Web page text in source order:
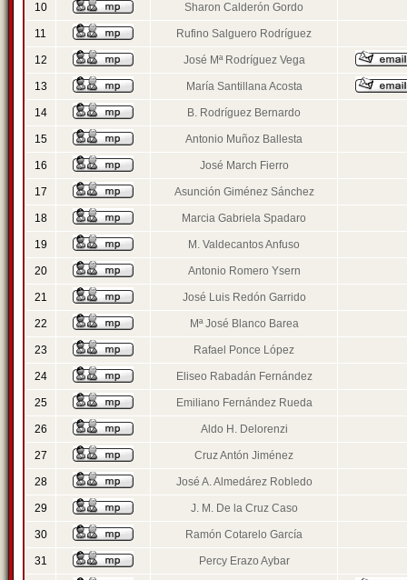
10 Sharon Calderón Gordo
11 Rufino Salguero Rodríguez
12 José Mª Rodríguez Vega
13 María Santillana Acosta
14 B. Rodríguez Bernardo
15 Antonio Muñoz Ballesta
16 José March Fierro
17 Asunción Giménez Sánchez
18 Marcia Gabriela Spadaro
19 M. Valdecantos Anfuso
20 Antonio Romero Ysern
21 José Luis Redón Garrido
22 Mª José Blanco Barea
23 Rafael Ponce López
24 Eliseo Rabadán Fernández
25 Emiliano Fernández Rueda
26 Aldo H. Delorenzi
27 Cruz Antón Jiménez
28 José A. Almedárez Robledo
29 J. M. De la Cruz Caso
30 Ramón Cotarelo García
31 Percy Erazo Aybar